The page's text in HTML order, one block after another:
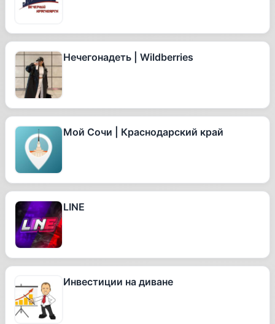
Нечегонадеть | Wildberries
Мой Сочи | Краснодарский край
LINE
Инвестиции на диване